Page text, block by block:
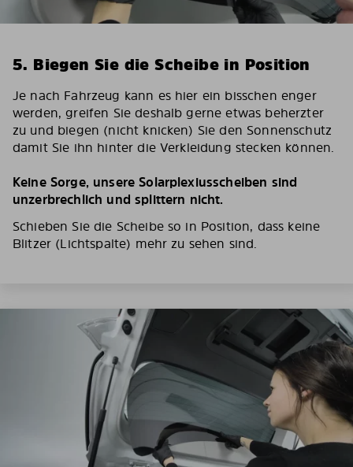
5. Biegen Sie die Scheibe in Position
Je nach Fahrzeug kann es hier ein bisschen enger
werden, greifen Sie deshalb gerne etwas beherzter
zu und biegen (nicht knicken) Sie den Sonnenschutz
damit Sie ihn hinter die Verkleidung stecken können.
Keine Sorge, unsere Solarplexiusscheiben sind
unzerbrechlich und splittern nicht.
Schieben Sie die Scheibe so in Position, dass keine
Blitzer (Lichtspalte) mehr zu sehen sind.